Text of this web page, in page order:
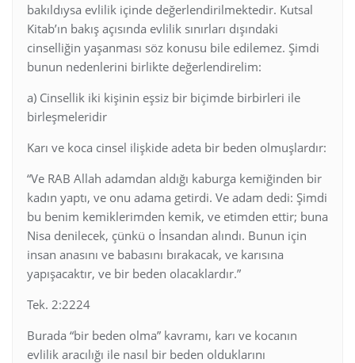
bakıldıysa evlilik içinde değerlendirilmektedir. Kutsal
Kitab’ın bakış açısında evlilik sınırları dışındaki
cinselliğin yaşanması söz konusu bile edilemez. Şimdi
bunun nedenlerini birlikte değerlendirelim:
a) Cinsellik iki kişinin eşsiz bir biçimde birbirleri ile
birleşmeleridir
Karı ve koca cinsel ilişkide adeta bir beden olmuşlardır:
“Ve RAB Allah adamdan aldığı kaburga kemiğinden bir
kadın yaptı, ve onu adama getirdi. Ve adam dedi: Şimdi
bu benim kemiklerimden kemik, ve etimden ettir; buna
Nisa denilecek, çünkü o İnsandan alındı. Bunun için
insan anasını ve babasını bırakacak, ve karısına
yapışacaktır, ve bir beden olacaklardır.”
Tek. 2:2224
Burada “bir beden olma” kavramı, karı ve kocanın
evlilik aracılığı ile nasıl bir beden olduklarını